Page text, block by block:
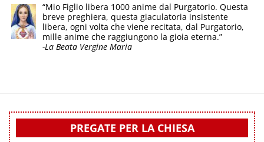
“Mio Figlio libera 1000 anime dal Purgatorio. Questa
breve preghiera, questa giaculatoria insistente
libera, ogni volta che viene recitata, dal Purgatorio,
mille anime che raggiungono la gioia eterna.”
-La Beata Vergine Maria
PREGATE PER LA CHIESA